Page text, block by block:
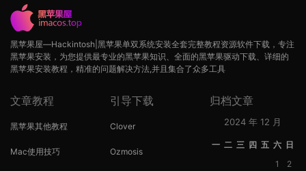
黑苹果屋—Hackintosh|黑苹果单双系统安装全套完整教程资源软件下载，专注
黑苹果安装，为您提供最专业的黑苹果知识、全面的黑苹果驱动下载、详细的
黑苹果安装教程，精准的问题解决方法,并且集合了众多工具
文章教程
黑苹果其他教程
Mac使用技巧
引导下载
Clover
Ozmosis
归档文章
2024 年 12 月
一 二 三 四 五 六 日
1
2